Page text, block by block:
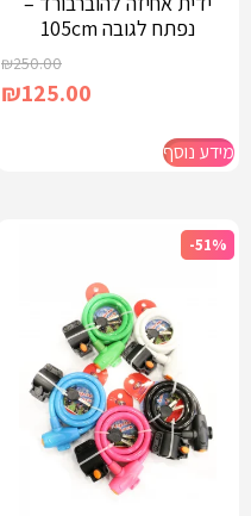
נפתח לגובה 105cm
₪250.00
₪125.00
מידע נוסף
-51%